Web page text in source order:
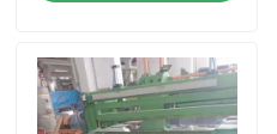
Vidéos